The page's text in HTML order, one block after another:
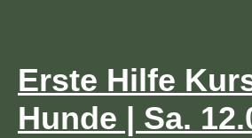
Erste Hilfe
Hunde | Sa.